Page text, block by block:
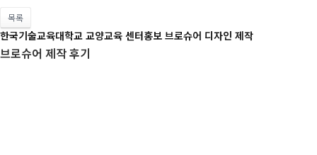
목록
한국기술교육대학교 교양교육 센터홍보 브로슈어 디자인 제작
브로슈어 제작 후기